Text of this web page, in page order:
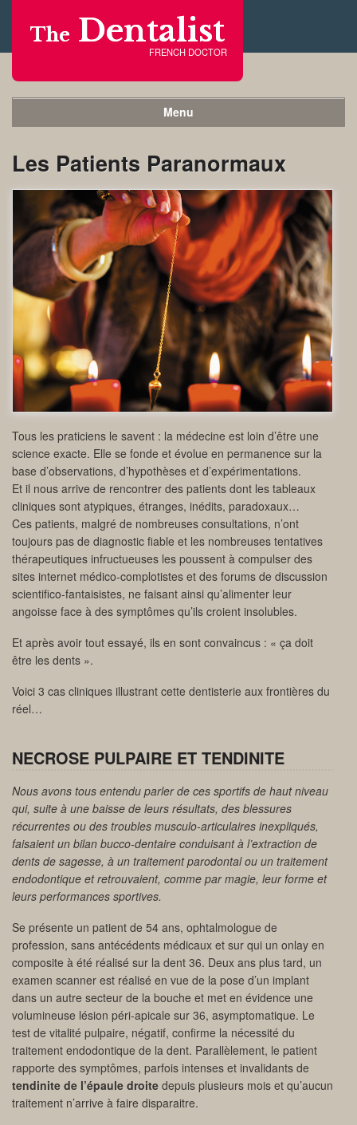
The Dentalist
FRENCH DOCTOR
Menu
Les Patients Paranormaux
Tous les praticiens le savent : la médecine est loin d’être une
science exacte. Elle se fonde et évolue en permanence sur la
base d’observations, d’hypothèses et d’expérimentations.
Et il nous arrive de rencontrer des patients dont les tableaux
cliniques sont atypiques, étranges, inédits, paradoxaux…
Ces patients, malgré de nombreuses consultations, n’ont
toujours pas de diagnostic fiable et les nombreuses tentatives
thérapeutiques infructueuses les poussent à compulser des
sites internet médico-complotistes et des forums de discussion
scientifico-fantaisistes, ne faisant ainsi qu’alimenter leur
angoisse face à des symptômes qu’ils croient insolubles.
Et après avoir tout essayé, ils en sont convaincus : « ça doit
être les dents ».
Voici 3 cas cliniques illustrant cette dentisterie aux frontières du
réel…
NECROSE PULPAIRE ET TENDINITE
Nous avons tous entendu parler de ces sportifs de haut niveau
qui, suite à une baisse de leurs résultats, des blessures
récurrentes ou des troubles musculo-articulaires inexpliqués,
faisaient un bilan bucco-dentaire conduisant à l’extraction de
dents de sagesse, à un traitement parodontal ou un traitement
endodontique et retrouvaient, comme par magie, leur forme et
leurs performances sportives.
Se présente un patient de 54 ans, ophtalmologue de
profession, sans antécédents médicaux et sur qui un onlay en
composite à été réalisé sur la dent 36. Deux ans plus tard, un
examen scanner est réalisé en vue de la pose d’un implant
dans un autre secteur de la bouche et met en évidence une
volumineuse lésion péri-apicale sur 36, asymptomatique. Le
test de vitalité pulpaire, négatif, confirme la nécessité du
traitement endodontique de la dent. Parallèlement, le patient
rapporte des symptômes, parfois intenses et invalidants de
tendinite de l’épaule droite depuis plusieurs mois et qu’aucun
traitement n’arrive à faire disparaitre.